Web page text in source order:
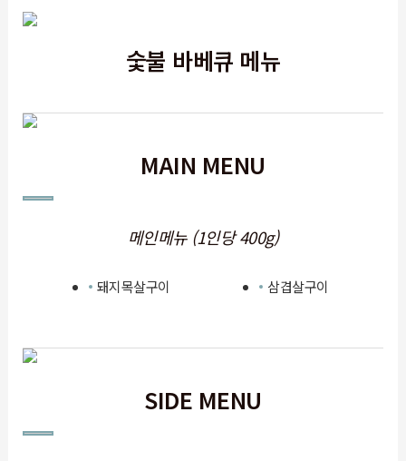
숯불 바베큐 메뉴
MAIN MENU
메인메뉴 (1인당 400g)
돼지목살구이 삼겹살구이
SIDE MENU